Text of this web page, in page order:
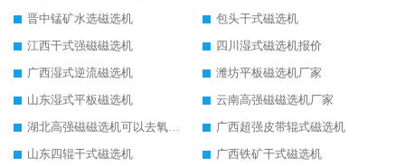
晋中锰矿水选磁选机
包头干式磁选机
江西干式强磁磁选机
四川湿式磁选机报价
广西湿式逆流磁选机
潍坊平板磁选机厂家
山东湿式平板磁选机
云南高强磁磁选机厂家
湖北高强磁磁选机可以去氧化铝
广西超强皮带辊式磁选机
山东四辊干式磁选机
广西铁矿干式磁选机